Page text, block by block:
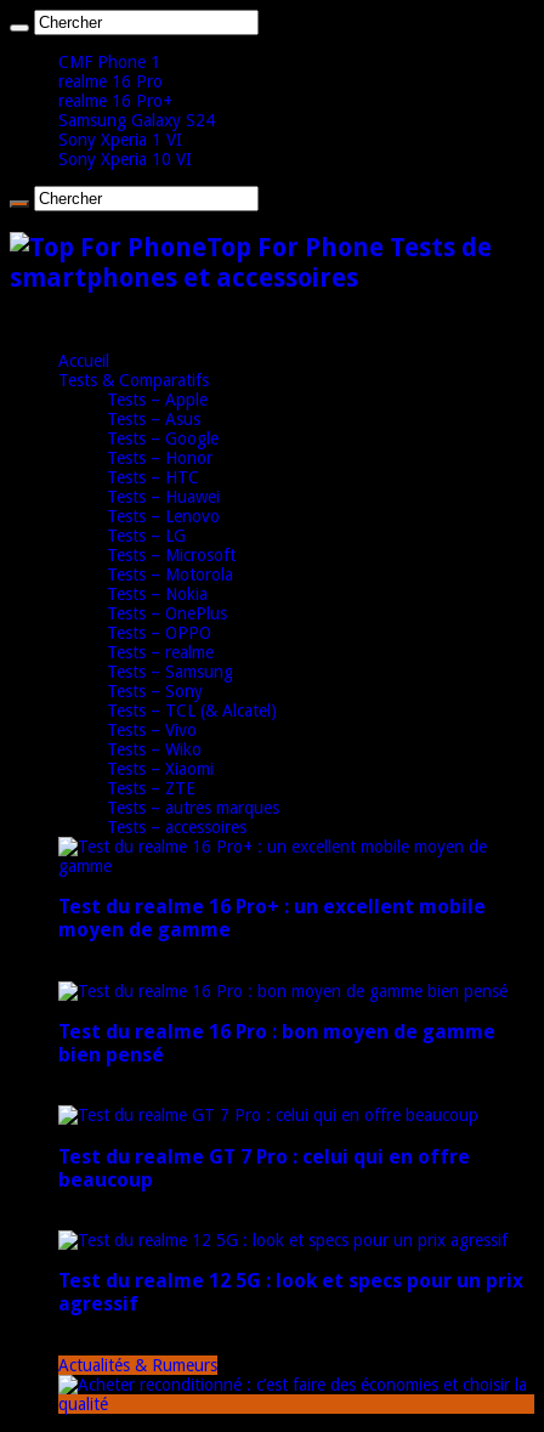
CMF Phone 1
realme 16 Pro
realme 16 Pro+
Samsung Galaxy S24
Sony Xperia 1 VI
Sony Xperia 10 VI
Top For Phone Tests de
smartphones et accessoires
Accueil
Tests & Comparatifs
Tests – Apple
Tests – Asus
Tests – Google
Tests – Honor
Tests – HTC
Tests – Huawei
Tests – Lenovo
Tests – LG
Tests – Microsoft
Tests – Motorola
Tests – Nokia
Tests – OnePlus
Tests – OPPO
Tests – realme
Tests – Samsung
Tests – Sony
Tests – TCL (& Alcatel)
Tests – Vivo
Tests – Wiko
Tests – Xiaomi
Tests – ZTE
Tests – autres marques
Tests – accessoires
Test du realme 16 Pro+ : un excellent mobile
moyen de gamme
Test du realme 16 Pro : bon moyen de gamme
bien pensé
Test du realme GT 7 Pro : celui qui en offre
beaucoup
Test du realme 12 5G : look et specs pour un prix
agressif
Actualités & Rumeurs